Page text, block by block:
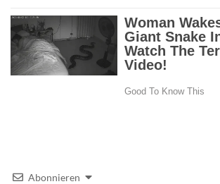
Abonnieren